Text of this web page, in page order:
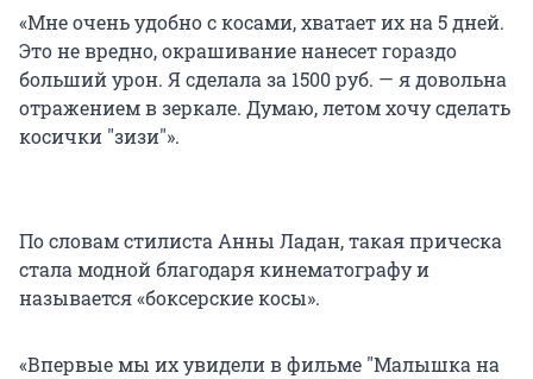
«Мне очень удобно с косами, хватает их на 5 дней.
Это не вредно, окрашивание нанесет гораздо
больший урон. Я сделала за 1500 руб. — я довольна
отражением в зеркале. Думаю, летом хочу сделать
косички "зизи"».
По словам стилиста Анны Ладан, такая прическа
стала модной благодаря кинематографу и
называется «боксерские косы».
«Впервые мы их увидели в фильме "Малышка на